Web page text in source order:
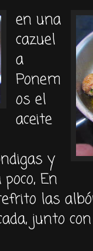
en una
cazuel
a
Ponem
os el
aceite
y
En
las
junto